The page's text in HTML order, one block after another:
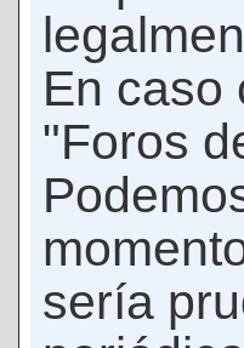
En caso
"Foros
sería